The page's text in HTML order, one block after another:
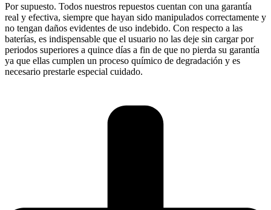
Por supuesto. Todos nuestros repuestos cuentan con una garantía
real y efectiva, siempre que hayan sido manipulados correctamente y
no tengan daños evidentes de uso indebido. Con respecto a las
baterías, es indispensable que el usuario no las deje sin cargar por
periodos superiores a quince días a fin de que no pierda su garantía
ya que ellas cumplen un proceso químico de degradación y es
necesario prestarle especial cuidado.